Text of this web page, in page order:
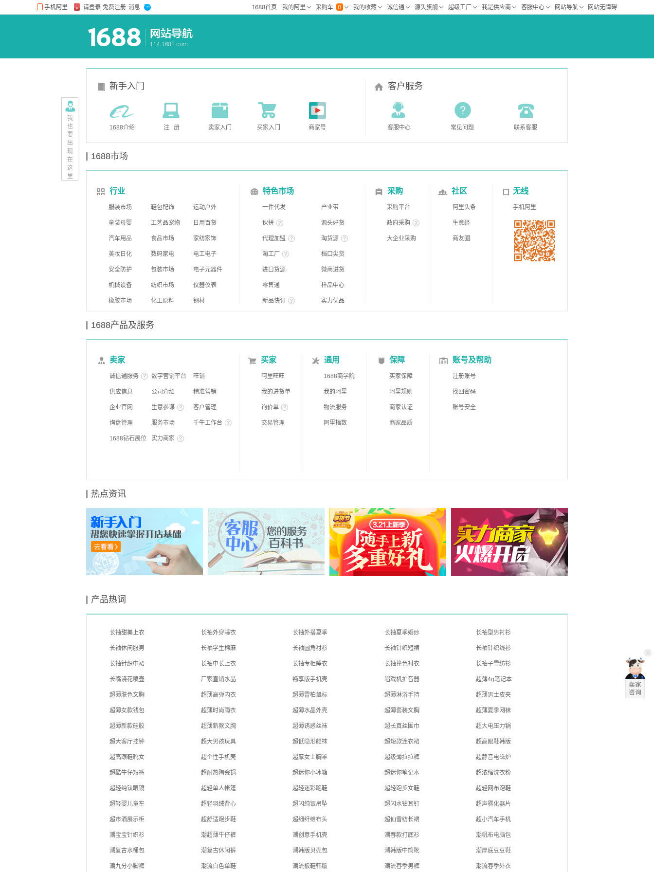
新手入门
1688介绍 注 册 卖家入门 买家入门 商家号
客户服务
客服中心 常见问题 联系客服
1688市场
行业
服装市场 鞋包配饰 运动户外
童装母婴 工艺品宠物 日用百货
汽车用品 食品市场 家纺家饰
美妆日化 数码家电 电工电子
安全防护 包装市场 电子元器件
机械设备 纺织市场 仪器仪表
橡胶市场 化工原料 钢材
特色市场
一件代发 产业带
伙拼 源头好货
代理加盟 淘货源
淘工厂 档口尖货
进口货源 微商进货
零售通 样品中心
新品快订 实力优品
采购
采购平台
政府采购
大企业采购
社区
阿里头条
生意经
商友圈
无线
手机阿里
1688产品及服务
卖家
诚信通服务 数字营销平台 旺铺
供应信息 公司介绍 精准营销
企业官网 生意参谋 客户管理
询盘管理 服务市场 千牛工作台
1688钻石展位 实力商家
买家
阿里旺旺
我的进货单
询价单
交易管理
通用
1688商学院
我的阿里
物流服务
阿里指数
保障
买家保障
阿里规则
商家认证
商家品质
账号及帮助
注册账号
找回密码
账号安全
热点资讯
产品热词
长袖甜美上衣 长袖外穿睡衣 长袖外搭夏季 长袖夏季婚纱 长袖型男衬衫
长袖休闲服男 长袖学生棉麻 长袖圆角衬衫 长袖针织短裙 长袖针织线衫
长袖针织中裙 长袖中长上衣 长袖专柜睡衣 长袖撞色衬衣 长袖子雪纺衫
长嘴浇花喷壶 厂家直销水晶 畅享版手机壳 唱戏机扩音器 超薄4g笔记本
超薄肤色文胸 超薄高弹内衣 超薄雷柏鼠标 超薄淋浴手持 超薄男士皮夹
超薄女款钱包 超薄时尚雨衣 超薄水晶外壳 超薄套装文胸 超薄夏季网袜
超薄新款硅胶 超薄新款文胸 超薄诱惑丝袜 超长真丝围巾 超大电压力锅
超大客厅挂钟 超大男孩玩具 超低隐形船袜 超短款连衣裙 超高跟鞋韩版
超高跟鞋靴女 超个性手机壳 超厚女士胸罩 超级薄拉拉裤 超静音电磁炉
超酷牛仔短裤 超耐热陶瓷锅 超迷你小冰箱 超迷你笔记本 超浓缩洗衣粉
超轻纯钛眼镜 超轻单人帐篷 超轻迷彩跑鞋 超轻跑步女鞋 超轻网布跑鞋
超轻婴儿童车 超轻羽绒背心 超闪纯银吊坠 超闪水钻耳钉 超声雾化器片
超市酒展示柜 超舒适跑步鞋 超细纤维布头 超仙雪纺长裙 超小汽车手机
潮宝宝针织衫 潮超薄牛仔裤 潮创意手机壳 潮春款打底衫 潮帆布电脑包
潮复古水桶包 潮复古休闲裤 潮韩版贝壳包 潮韩版中筒靴 潮厚底豆豆鞋
潮九分小脚裤 潮流白色单鞋 潮流板鞋韩版 潮流春季男裤 潮流春季外衣
我
也
要
出
现
在
这
里